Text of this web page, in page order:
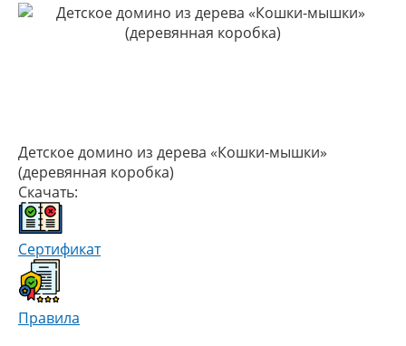
Детское домино из дерева «Кошки-мышки»
(деревянная коробка)
Скачать:
Сертификат
Правила